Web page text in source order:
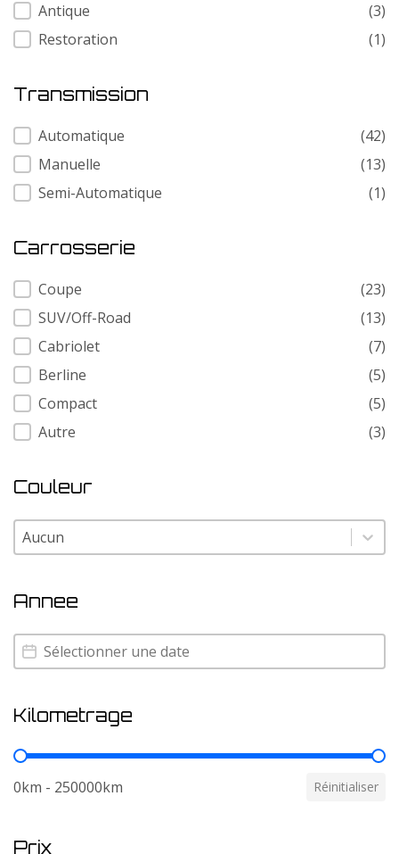
Antique
(3)
Restoration
(1)
Transmission
Transmission
Automatique
(42)
Manuelle
(13)
Semi-Automatique
(1)
Carrosserie
Carrosserie
Coupe
(23)
SUV/Off-Road
(13)
Cabriolet
(7)
Berline
(5)
Compact
(5)
Autre
(3)
Couleur
Couleur
Couleur
Annee
Annee
Annee
Kilometrage
Kilometrage
0km - 250000km Réinitialiser
Prix